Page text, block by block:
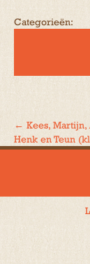
Categorieën:
Bericht
← Kees,
Henk en Teun